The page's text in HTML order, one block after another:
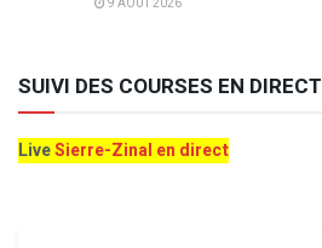
9 AOÛT 2026
SUIVI DES COURSES EN DIRECT
LiveSierre-Zinal en direct